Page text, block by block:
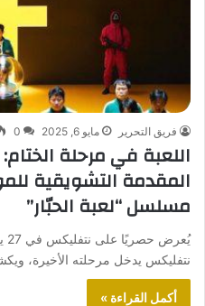
فريق التحرير مايو 6, 2025 0
اللعبة في مرحلة
المقدمة التشويقية
مسلسل “لعبة الحبّار”
نتفليكس يدخل مرحلته الأخيرة،
أكمل القراءة »